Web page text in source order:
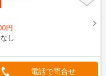
円
なし
電話で問合せ